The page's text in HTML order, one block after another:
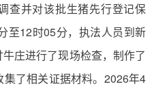
查并对该批生猪先行登记保
至12时05分，执法人员到新
庄进行了现场检查，制作了
了相关证据材料。2026年4